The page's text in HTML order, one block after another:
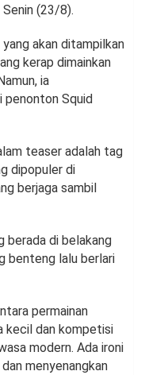
Senin (23/8).
akan ditampilkan
kerap dimainkan
ia
penonton Squid
teaser adalah tag
dipopuler di
berjaga sambil
berada di belakang
benteng lalu berlari
permainan
kecil dan kompetisi
modern. Ada ironi
menyenangkan